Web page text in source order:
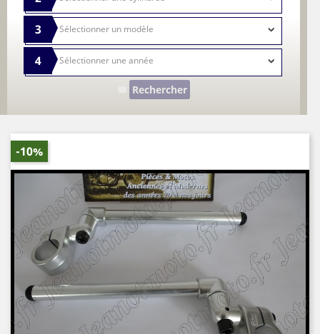
3
4
Rechercher
-10%